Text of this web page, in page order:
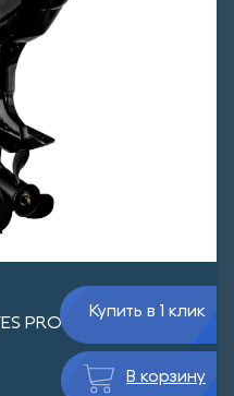
PRO дистанция
Купить в 1 клик
В корзину